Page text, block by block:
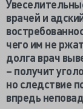
врачей и
чего им не
долга врач
– получит
но следствие
впредь